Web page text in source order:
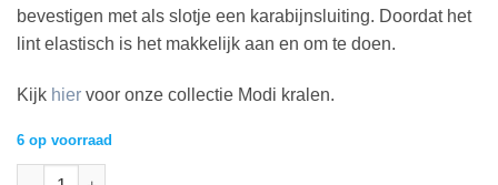
bevestigen met als slotje een karabijnsluiting. Doordat het
lint elastisch is het makkelijk aan en om te doen.
Kijk hier voor onze collectie Modi kralen.
6 op voorraad
Modi koord 5mm Turquoise aantal